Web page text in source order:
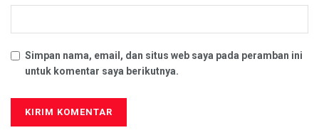
Simpan nama, email, dan situs web saya pada peramban ini
untuk komentar saya berikutnya.